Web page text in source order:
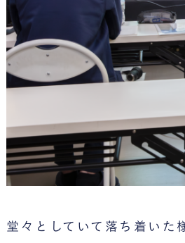
堂々としていて落ち着いた